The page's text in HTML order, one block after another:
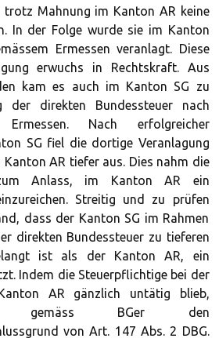
trotz Mahnung im Kanton AR keine
In der Folge wurde sie im Kanton
Ermessen veranlagt. Diese
erwuchs in Rechtskraft. Aus
kam es auch im Kanton SG zu
der direkten Bundessteuer nach
Ermessen. Nach erfolgreicher
SG fiel die dortige Veranlagung
Kanton AR tiefer aus. Dies nahm die
Anlass, im Kanton AR ein
Streitig und zu prüfen
dass der Kanton SG im Rahmen
direkten Bundessteuer zu tieferen
ist als der Kanton AR, ein
Indem die Steuerpflichtige bei der
AR gänzlich untätig blieb,
BGer den
von Art. 147 Abs. 2 DBG.